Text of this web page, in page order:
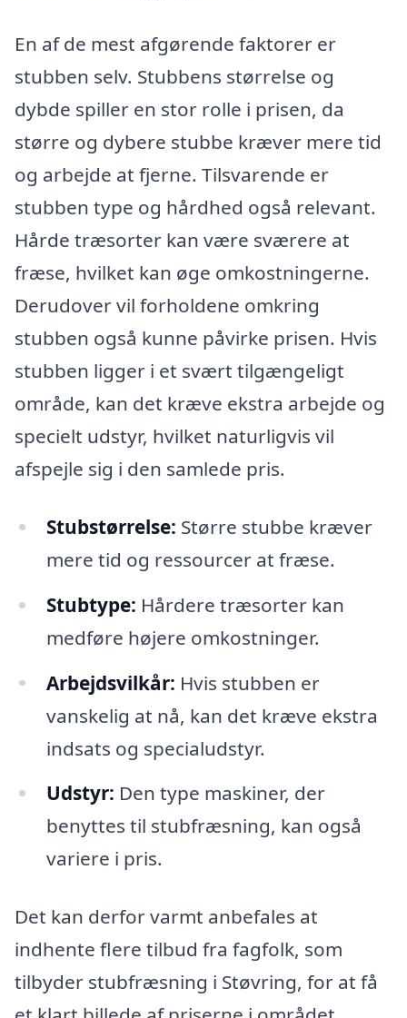
En af de mest afgørende faktorer er
stubben selv. Stubbens størrelse og
dybde spiller en stor rolle i prisen, da
større og dybere stubbe kræver mere tid
og arbejde at fjerne. Tilsvarende er
stubben type og hårdhed også relevant.
Hårde træsorter kan være sværere at
fræse, hvilket kan øge omkostningerne.
Derudover vil forholdene omkring
stubben også kunne påvirke prisen. Hvis
stubben ligger i et svært tilgængeligt
område, kan det kræve ekstra arbejde og
specielt udstyr, hvilket naturligvis vil
afspejle sig i den samlede pris.
Stubstørrelse: Større stubbe kræver
mere tid og ressourcer at fræse.
Stubtype: Hårdere træsorter kan
medføre højere omkostninger.
Arbejdsvilkår: Hvis stubben er
vanskelig at nå, kan det kræve ekstra
indsats og specialudstyr.
Udstyr: Den type maskiner, der
benyttes til stubfræsning, kan også
variere i pris.
Det kan derfor varmt anbefales at
indhente flere tilbud fra fagfolk, som
tilbyder stubfræsning i Støvring, for at få